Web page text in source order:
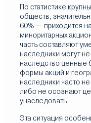
По статистике
обществ,
60% — приходится
миноритарных
часть составляют
наследники могут
наследство ценные
формы акций и
наследники часто
либо не осознают
унаследовать.
Эта ситуация